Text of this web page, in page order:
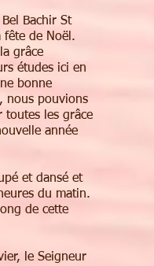
Bachir St
fête de Noël.
grâce
études ici en
bonne
nous pouvions
toutes les grâce
année
et dansé et
du matin.
de cette
le Seigneur